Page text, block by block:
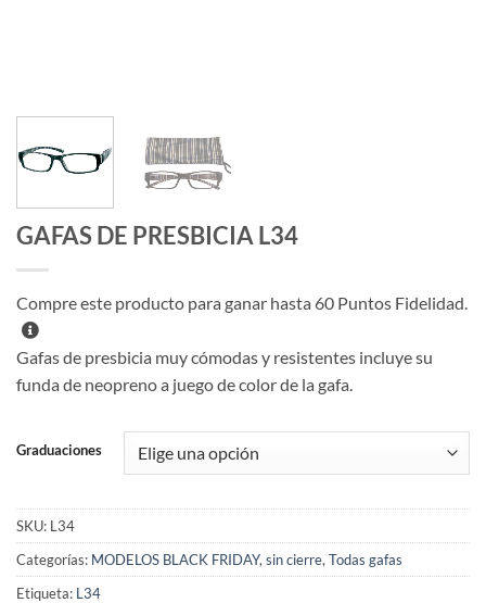
GAFAS DE PRESBICIA L34
Compre este producto para ganar hasta 60 Puntos Fidelidad.
Gafas de presbicia muy cómodas y resistentes incluye su
funda de neopreno a juego de color de la gafa.
Graduaciones
SKU: L34
Categorías: MODELOS BLACK FRIDAY, sin cierre, Todas gafas
Etiqueta: L34